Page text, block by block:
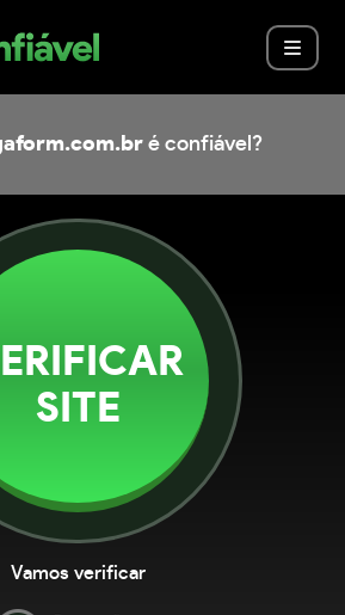
é confiável?
SITE
Vamos verificar